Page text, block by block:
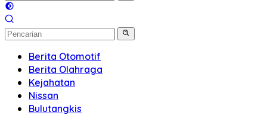
Berita Otomotif
Berita Olahraga
Kejahatan
Nissan
Bulutangkis